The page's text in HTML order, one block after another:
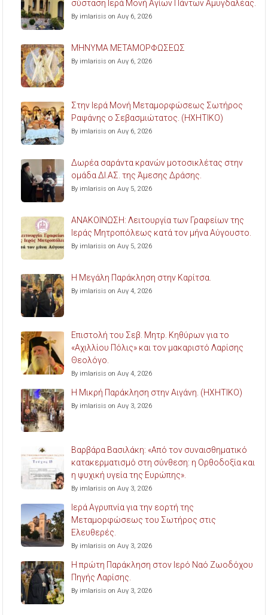
σύσταση Ιερά Μονή Αγίων Πάντων Αμυγδαλέας.
By imlarisis on Αυγ 6, 2026
ΜΗΝΥΜΑ ΜΕΤΑΜΟΡΦΩΣΕΩΣ
By imlarisis on Αυγ 6, 2026
Στην Ιερά Μονή Μεταμορφώσεως Σωτήρος
Ραψάνης ο Σεβασμιώτατος. (ΗΧΗΤΙΚΟ)
By imlarisis on Αυγ 6, 2026
Δωρέα σαράντα κρανών μοτοσικλέτας στην
ομάδα ΔΙ.ΑΣ. της Άμεσης Δράσης.
By imlarisis on Αυγ 5, 2026
ΑΝΑΚΟΙΝΩΣΗ: Λειτουργία των Γραφείων της
Ιεράς Μητροπόλεως κατά τον μήνα Αύγουστο.
By imlarisis on Αυγ 5, 2026
Η Μεγάλη Παράκληση στην Καρίτσα.
By imlarisis on Αυγ 4, 2026
Επιστολή του Σεβ. Μητρ. Κηθύρων για το
«Αχιλλίου Πόλις» και τον μακαριστό Λαρίσης
Θεολόγο.
By imlarisis on Αυγ 4, 2026
Η Μικρή Παράκληση στην Αιγάνη. (ΗΧΗΤΙΚΟ)
By imlarisis on Αυγ 3, 2026
Βαρβάρα Βασιλάκη: «Από τον συναισθηματικό
κατακερματισμό στη σύνθεση: η Ορθοδοξία και
η ψυχική υγεία της Ευρώπης».
By imlarisis on Αυγ 3, 2026
Ιερά Αγρυπνία για την εορτή της
Μεταμορφώσεως του Σωτήρος στις
Ελευθερές.
By imlarisis on Αυγ 3, 2026
Η πρώτη Παράκληση στον Ιερό Ναό Ζωοδόχου
Πηγής Λαρίσης.
By imlarisis on Αυγ 3, 2026